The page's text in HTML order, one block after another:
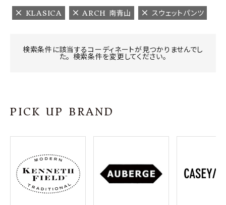
BRAND
INFORMATION
ご利用ガイド
プライバシーポリシー
特定商取引法について
お問い合わせ
KLASICA ARCH 南青山 スウェットパンツ
検索条件に該当するコーディネートが見つかりませんでし
た。 検索条件を変更してください。
PICK UP BRAND